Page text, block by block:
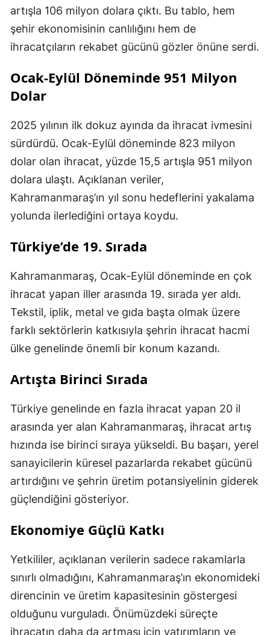
artışla 106 milyon dolara çıktı. Bu tablo, hem
şehir ekonomisinin canlılığını hem de
ihracatçıların rekabet gücünü gözler önüne serdi.
Ocak-Eylül Döneminde 951 Milyon
Dolar
2025 yılının ilk dokuz ayında da ihracat ivmesini
sürdürdü. Ocak-Eylül döneminde 823 milyon
dolar olan ihracat, yüzde 15,5 artışla 951 milyon
dolara ulaştı. Açıklanan veriler,
Kahramanmaraş’ın yıl sonu hedeflerini yakalama
yolunda ilerlediğini ortaya koydu.
Türkiye’de 19. Sırada
Kahramanmaraş, Ocak-Eylül döneminde en çok
ihracat yapan iller arasında 19. sırada yer aldı.
Tekstil, iplik, metal ve gıda başta olmak üzere
farklı sektörlerin katkısıyla şehrin ihracat hacmi
ülke genelinde önemli bir konum kazandı.
Artışta Birinci Sırada
Türkiye genelinde en fazla ihracat yapan 20 il
arasında yer alan Kahramanmaraş, ihracat artış
hızında ise birinci sıraya yükseldi. Bu başarı, yerel
sanayicilerin küresel pazarlarda rekabet gücünü
artırdığını ve şehrin üretim potansiyelinin giderek
güçlendiğini gösteriyor.
Ekonomiye Güçlü Katkı
Yetkililer, açıklanan verilerin sadece rakamlarla
sınırlı olmadığını, Kahramanmaraş’ın ekonomideki
direncinin ve üretim kapasitesinin göstergesi
olduğunu vurguladı. Önümüzdeki süreçte
ihracatın daha da artması için yatırımların ve